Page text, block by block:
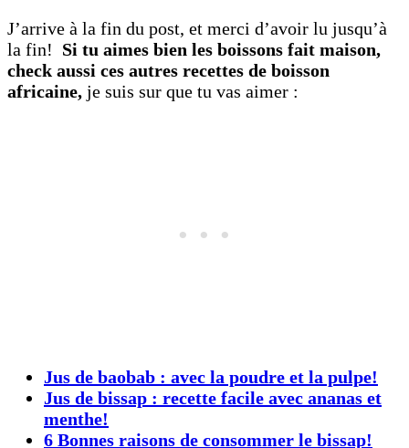
J’arrive à la fin du post, et merci d’avoir lu jusqu’à
la fin! Si tu aimes bien les boissons fait maison,
check aussi ces autres recettes de boisson
africaine, je suis sur que tu vas aimer :
Jus de baobab : avec la poudre et la pulpe!
Jus de bissap : recette facile avec ananas et
menthe!
6 Bonnes raisons de consommer le bissap!